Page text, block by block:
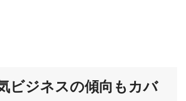
ビジネスの傾向もカバ